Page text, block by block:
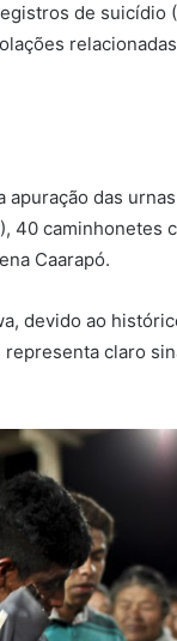
de suicídio
das
40 caminhonetes
Caarapó.
devido ao
claro